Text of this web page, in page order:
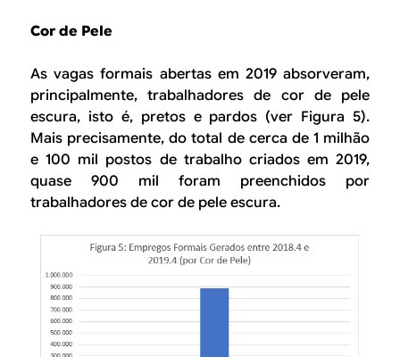
Cor de Pele
As vagas formais abertas em 2019 absorveram,
principalmente, trabalhadores de cor de pele
escura, isto é, pretos e pardos (ver Figura 5).
Mais precisamente, do total de cerca de 1 milhão
e 100 mil postos de trabalho criados em 2019,
quase 900 mil foram preenchidos por
trabalhadores de cor de pele escura.